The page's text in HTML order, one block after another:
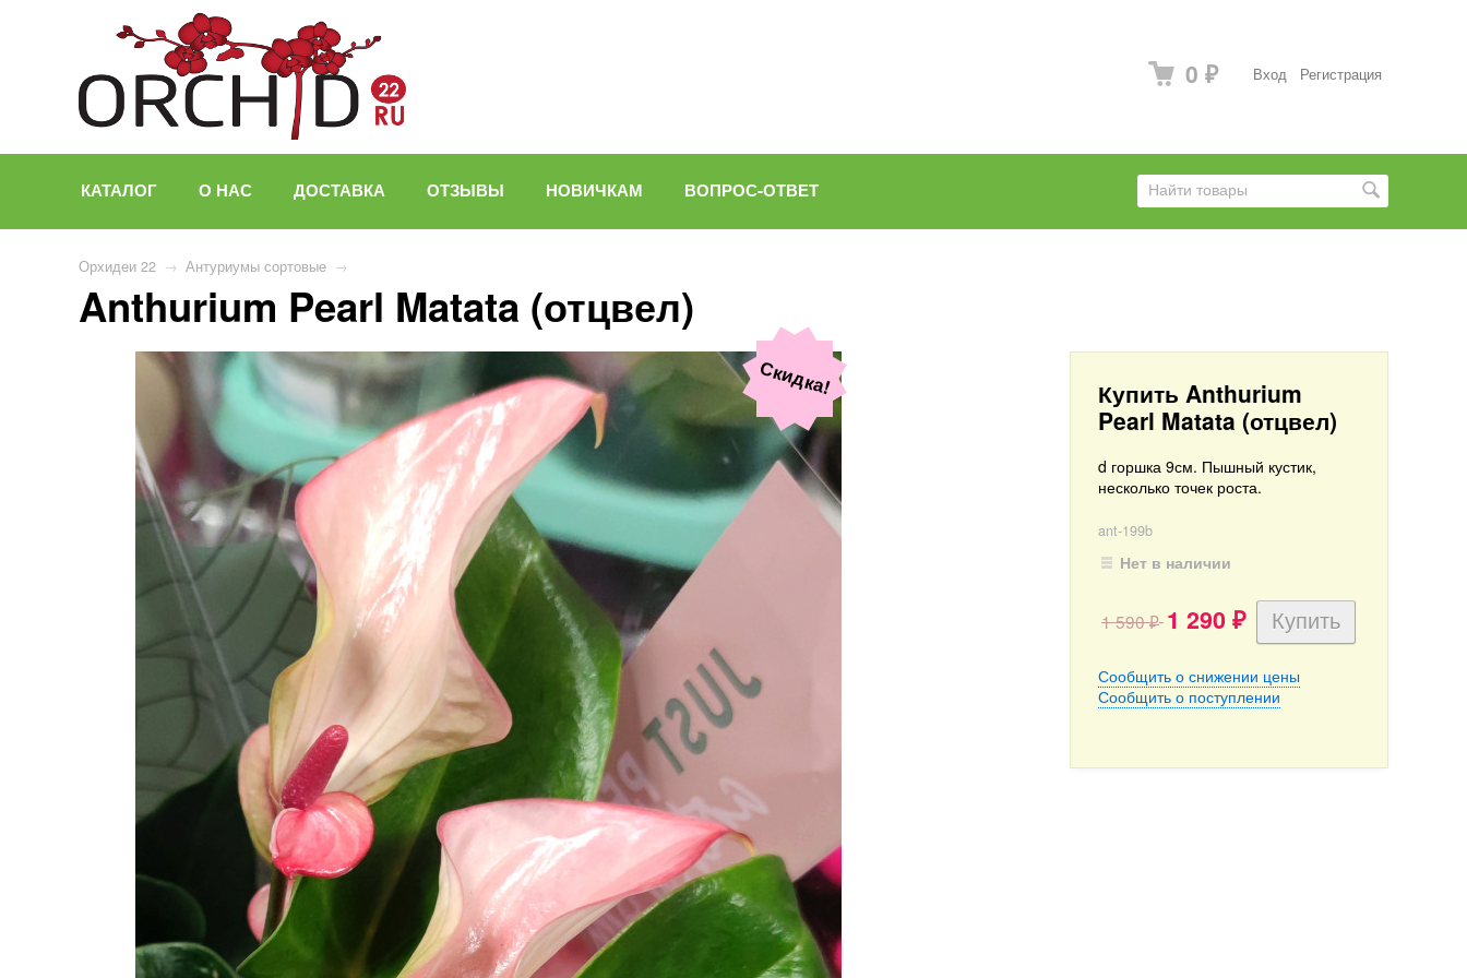
Вход Регистрация
0 ₽
КАТАЛОГ О НАС ДОСТАВКА ОТЗЫВЫ НОВИЧКАМ ВОПРОС-ОТВЕТ
Орхидеи 22 → Антуриумы сортовые →
Anthurium Pearl Matata (отцвел)
Купить Anthurium
Pearl Matata (отцвел)
d горшка 9см. Пышный кустик,
несколько точек роста.
ant-199b
Нет в наличии
1 590₽ 1 290 ₽
Сообщить о снижении цены
Сообщить о поступлении
Скидка!